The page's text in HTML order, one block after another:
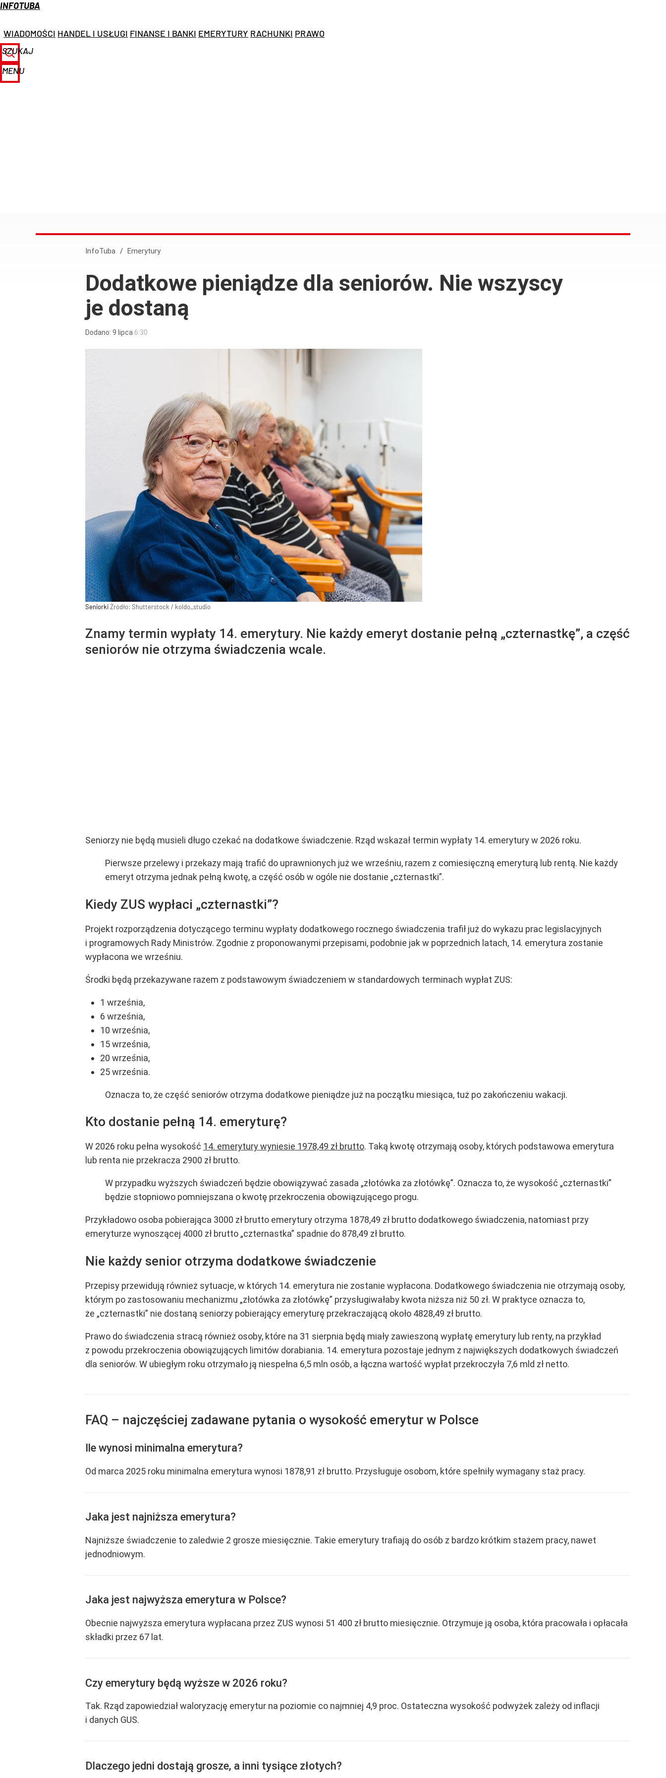
INFOTUBA
WIADOMOŚCI HANDEL I USŁUGI FINANSE I BANKI EMERYTURY RACHUNKI PRAWO
SZUKAJ
MENU
InfoTuba / Emerytury
Dodatkowe pieniądze dla seniorów. Nie wszyscy
je dostaną
Dodano: 9 lipca 6:30
SeniorkiŹródło: Shutterstock / koldo_studio
Znamy termin wypłaty 14. emerytury. Nie każdy emeryt dostanie pełną „czternastkę”, a część
seniorów nie otrzyma świadczenia wcale.
Seniorzy nie będą musieli długo czekać na dodatkowe świadczenie. Rząd wskazał termin wypłaty 14. emerytury w 2026 roku.
Pierwsze przelewy i przekazy mają trafić do uprawnionych już we wrześniu, razem z comiesięczną emeryturą lub rentą. Nie każdy
emeryt otrzyma jednak pełną kwotę, a część osób w ogóle nie dostanie „czternastki”.
Kiedy ZUS wypłaci „czternastki”?
Projekt rozporządzenia dotyczącego terminu wypłaty dodatkowego rocznego świadczenia trafił już do wykazu prac legislacyjnych
i programowych Rady Ministrów. Zgodnie z proponowanymi przepisami, podobnie jak w poprzednich latach, 14. emerytura zostanie
wypłacona we wrześniu.
Środki będą przekazywane razem z podstawowym świadczeniem w standardowych terminach wypłat ZUS:
1 września,
6 września,
10 września,
15 września,
20 września,
25 września.
Oznacza to, że część seniorów otrzyma dodatkowe pieniądze już na początku miesiąca, tuż po zakończeniu wakacji.
Kto dostanie pełną 14. emeryturę?
W 2026 roku pełna wysokość 14. emerytury wyniesie 1978,49 zł brutto. Taką kwotę otrzymają osoby, których podstawowa emerytura
lub renta nie przekracza 2900 zł brutto.
W przypadku wyższych świadczeń będzie obowiązywać zasada „złotówka za złotówkę”. Oznacza to, że wysokość „czternastki”
będzie stopniowo pomniejszana o kwotę przekroczenia obowiązującego progu.
Przykładowo osoba pobierająca 3000 zł brutto emerytury otrzyma 1878,49 zł brutto dodatkowego świadczenia, natomiast przy
emeryturze wynoszącej 4000 zł brutto „czternastka” spadnie do 878,49 zł brutto.
Nie każdy senior otrzyma dodatkowe świadczenie
Przepisy przewidują również sytuacje, w których 14. emerytura nie zostanie wypłacona. Dodatkowego świadczenia nie otrzymają osoby,
którym po zastosowaniu mechanizmu „złotówka za złotówkę” przysługiwałaby kwota niższa niż 50 zł. W praktyce oznacza to,
że „czternastki” nie dostaną seniorzy pobierający emeryturę przekraczającą około 4828,49 zł brutto.
Prawo do świadczenia stracą również osoby, które na 31 sierpnia będą miały zawieszoną wypłatę emerytury lub renty, na przykład
z powodu przekroczenia obowiązujących limitów dorabiania. 14. emerytura pozostaje jednym z największych dodatkowych świadczeń
dla seniorów. W ubiegłym roku otrzymało ją niespełna 6,5 mln osób, a łączna wartość wypłat przekroczyła 7,6 mld zł netto.
FAQ – najczęściej zadawane pytania o wysokość emerytur w Polsce
Ile wynosi minimalna emerytura?
Od marca 2025 roku minimalna emerytura wynosi 1878,91 zł brutto. Przysługuje osobom, które spełniły wymagany staż pracy.
Jaka jest najniższa emerytura?
Najniższe świadczenie to zaledwie 2 grosze miesięcznie. Takie emerytury trafiają do osób z bardzo krótkim stażem pracy, nawet
jednodniowym.
Jaka jest najwyższa emerytura w Polsce?
Obecnie najwyższa emerytura wypłacana przez ZUS wynosi 51 400 zł brutto miesięcznie. Otrzymuje ją osoba, która pracowała i opłacała
składki przez 67 lat.
Czy emerytury będą wyższe w 2026 roku?
Tak. Rząd zapowiedział waloryzację emerytur na poziomie co najmniej 4,9 proc. Ostateczna wysokość podwyżek zależy od inflacji
i danych GUS.
Dlaczego jedni dostają grosze, a inni tysiące złotych?